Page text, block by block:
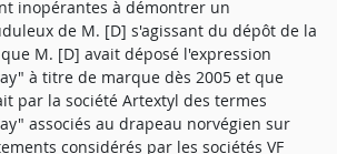
inopérantes à démontrer un
de M. [D] s'agissant du dépôt de la
M. [D] avait déposé l'expression
à titre de marque dès 2005 et que
par la société Artextyl des termes
associés au drapeau norvégien sur
considérés par les sociétés VF